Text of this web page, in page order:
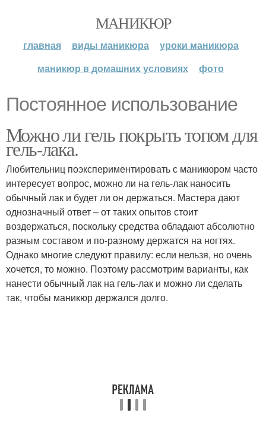
МАНИКЮР
главная виды маникюра
уроки маникюра
маникюр в домашних условиях
фото
Постоянное использование
Можно ли гель покрыть топом для
гель-лака.
Любительниц поэкспериментировать с маникюром часто
интересует вопрос, можно ли на гель-лак наносить
обычный лак и будет ли он держаться. Мастера дают
однозначный ответ – от таких опытов стоит
воздержаться, поскольку средства обладают абсолютно
разным составом и по-разному держатся на ногтях.
Однако многие следуют правилу: если нельзя, но очень
хочется, то можно. Поэтому рассмотрим варианты, как
нанести обычный лак на гель-лак и можно ли сделать
так, чтобы маникюр держался долго.